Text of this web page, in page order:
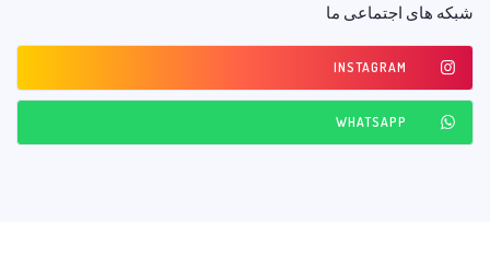
شبکه های اجتماعی ما
INSTAGRAM
WHATSAPP